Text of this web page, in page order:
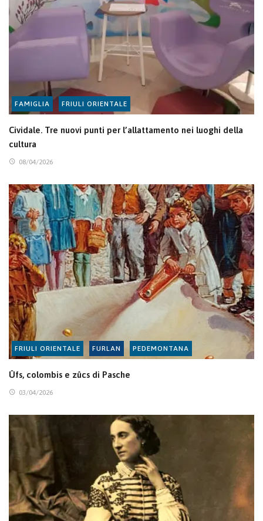
FAMIGLIA FRIULI ORIENTALE
Cividale. Tre nuovi punti per l’allattamento nei luoghi della
cultura
08/04/2026
FRIULI ORIENTALE FURLAN PEDEMONTANA
Ûfs, colombis e zûcs di Pasche
03/04/2026